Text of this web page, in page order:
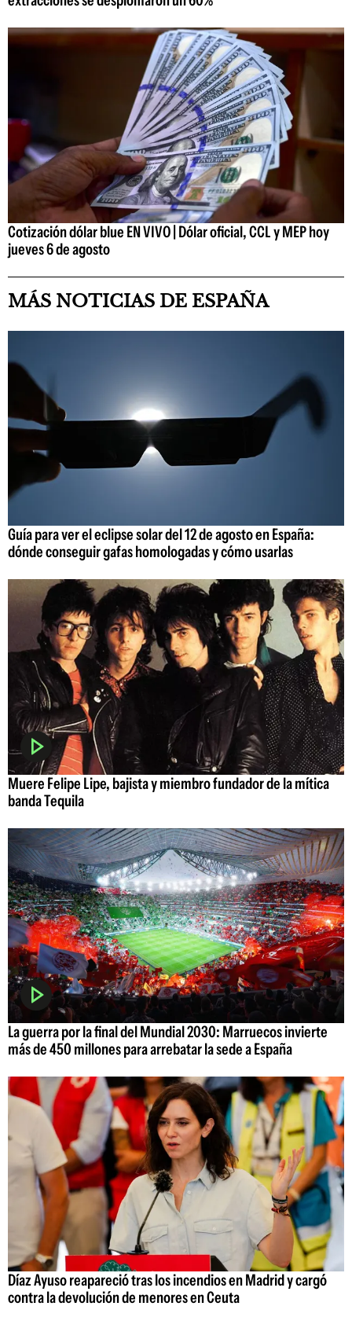
Cotización dólar blue EN VIVO | Dólar oficial, CCL y MEP hoy
jueves 6 de agosto
MÁS NOTICIAS DE ESPAÑA
Guía para ver el eclipse solar del 12 de agosto en España:
dónde conseguir gafas homologadas y cómo usarlas
Muere Felipe Lipe, bajista y miembro fundador de la mítica
banda Tequila
La guerra por la final del Mundial 2030: Marruecos invierte
más de 450 millones para arrebatar la sede a España
Díaz Ayuso reapareció tras los incendios en Madrid y cargó
contra la devolución de menores en Ceuta